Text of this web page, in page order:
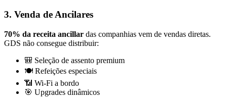
3. Venda de Ancilares
70% da receita ancillar das companhias vem de vendas diretas.
GDS não consegue distribuir:
🎒 Seleção de assento premium
🍽️ Refeições especiais
📶 Wi-Fi a bordo
🎯 Upgrades dinâmicos